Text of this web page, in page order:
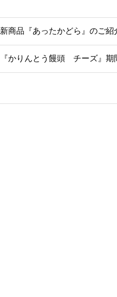
新商品『あったかどら』のご紹
『かりんとう饅頭 チーズ』期